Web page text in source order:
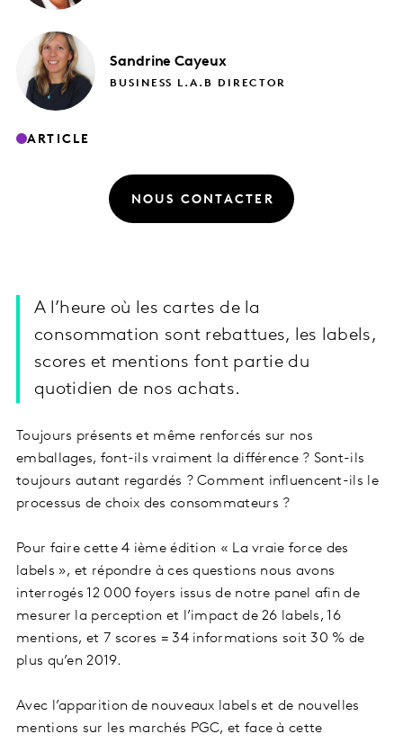
Sandrine Cayeux
BUSINESS L.A.B DIRECTOR
ARTICLE
NOUS CONTACTER
A l’heure où les cartes de la
consommation sont rebattues, les labels,
scores et mentions font partie du
quotidien de nos achats.
Toujours présents et même renforcés sur nos
emballages, font-ils vraiment la différence ? Sont-ils
toujours autant regardés ? Comment influencent-ils le
processus de choix des consommateurs ?
Pour faire cette 4 ième édition « La vraie force des
labels », et répondre à ces questions nous avons
interrogés 12 000 foyers issus de notre panel afin de
mesurer la perception et l’impact de 26 labels, 16
mentions, et 7 scores = 34 informations soit 30 % de
plus qu’en 2019.
Avec l’apparition de nouveaux labels et de nouvelles
mentions sur les marchés PGC, et face à cette